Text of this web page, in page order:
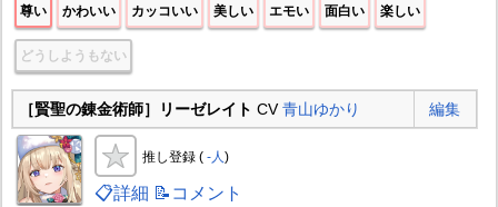
尊い かわいい カッコいい 美しい エモい 面白い 楽しい
どうしようもない
［賢聖の錬金術師］リーゼレイト CV青山ゆかり 編集
推し登録 ( -人 )
📋詳細 📝コメント